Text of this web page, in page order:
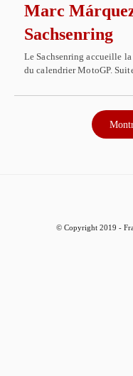
Marc
Sachsenring
Le Sachsenring accueille
du calendrier MotoGP.
© Copyright 2019 -